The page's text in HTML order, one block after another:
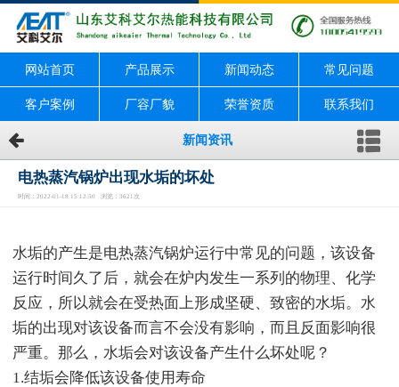
网站首页 产品展示 新闻动态 常见问题
客户案例 厂容厂貌 荣誉资质 联系我们
新闻资讯
电热蒸汽锅炉出现水垢的坏处
时间：2022-01-18 15:12:50 浏览：3621次
水垢的产生是电热蒸汽锅炉运行中常见的问题，该设备
运行时间久了后，就会在炉内发生一系列的物理、化学
反应，所以就会在受热面上形成坚硬、致密的水垢。水
垢的出现对该设备而言不会没有影响，而且反面影响很
严重。那么，水垢会对该设备产生什么坏处呢？
1.结垢会降低该设备使用寿命